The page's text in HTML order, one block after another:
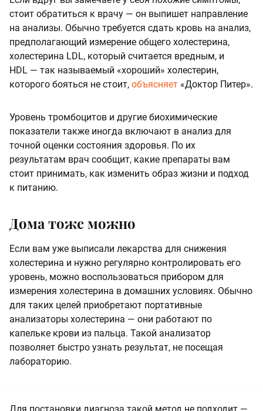
стоит обратиться к врачу — он выпишет направление
на анализы. Обычно требуется сдать кровь на анализ,
предполагающий измерение общего холестерина,
холестерина LDL, который считается вредным, и
HDL — так называемый «хороший» холестерин,
которого бояться не стоит, объясняет «Доктор Питер».
Уровень тромбоцитов и другие биохимические
показатели также иногда включают в анализ для
точной оценки состояния здоровья. По их
результатам врач сообщит, какие препараты вам
стоит принимать, как изменить образ жизни и подход
к питанию.
Дома тоже можно
Если вам уже выписали лекарства для снижения
холестерина и нужно регулярно контролировать его
уровень, можно воспользоваться прибором для
измерения холестерина в домашних условиях. Обычно
для таких целей приобретают портативные
анализаторы холестерина — они работают по
капельке крови из пальца. Такой анализатор
позволяет быстро узнать результат, не посещая
лабораторию.